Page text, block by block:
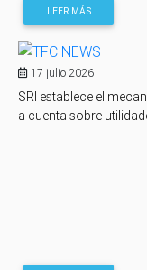
LEER MÁS
17 julio 2026
SRI establece el
a cuenta sobre